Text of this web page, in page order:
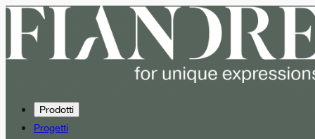
Prodotti
Progetti